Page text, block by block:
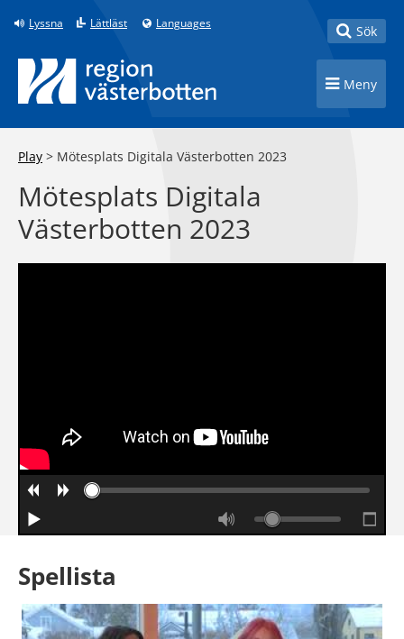
Till innehåll på sidan
Lyssna Lättläst Languages Toggle
Sök
Toggle
Meny
Play > Mötesplats Digitala Västerbotten 2023
Mötesplats Digitala
Västerbotten 2023
Spellista